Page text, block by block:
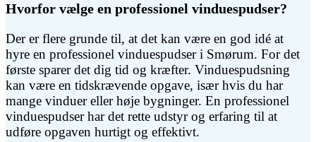
Hvorfor vælge en professionel vinduespudser?
Der er flere grunde til, at det kan være en god idé at
hyre en professionel vinduespudser i Smørum. For det
første sparer det dig tid og kræfter. Vinduespudsning
kan være en tidskrævende opgave, især hvis du har
mange vinduer eller høje bygninger. En professionel
vinduespudser har det rette udstyr og erfaring til at
udføre opgaven hurtigt og effektivt.